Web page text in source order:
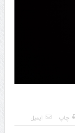
چاپ ایمیل